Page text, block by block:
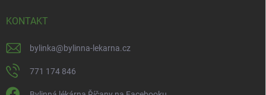
KONTAKT
bylinka@bylinna-lekarna.cz
771 174 846